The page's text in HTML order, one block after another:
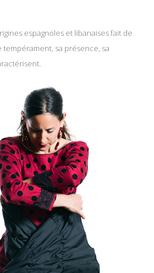
espagnoles et libanaises fait de
sa présence, sa